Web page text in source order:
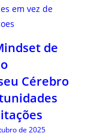
de
Cérebro
de 2025